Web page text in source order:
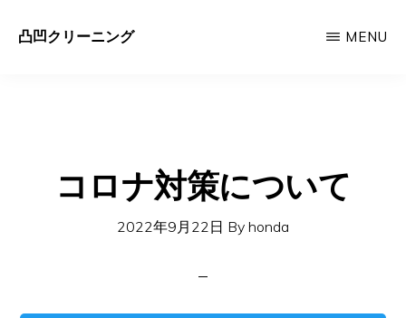
凸凹クリーニング
MENU
コロナ対策について
2022年9月22日 By honda